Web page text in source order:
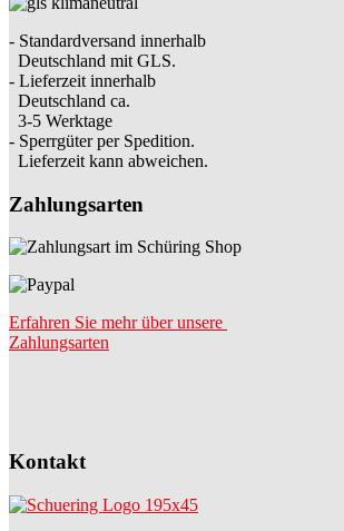
- Standardversand innerhalb
Deutschland mit GLS.
- Lieferzeit innerhalb
Deutschland ca.
3-5 Werktage
- Sperrgüter per Spedition.
Lieferzeit kann abweichen.
Zahlungsarten
Erfahren Sie mehr über unsere
Zahlungsarten
Kontakt